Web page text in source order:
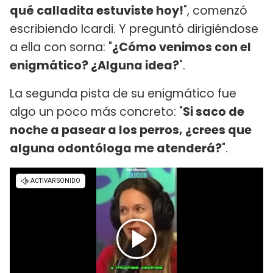
qué calladita estuviste hoy!", comenzó
escribiendo Icardi. Y preguntó dirigiéndose
a ella con sorna: "¿Cómo venimos con el
enigmático? ¿Alguna idea?".
La segunda pista de su enigmático fue
algo un poco más concreto: "Si saco de
noche a pasear a los perros, ¿crees que
alguna odontóloga me atenderá?".